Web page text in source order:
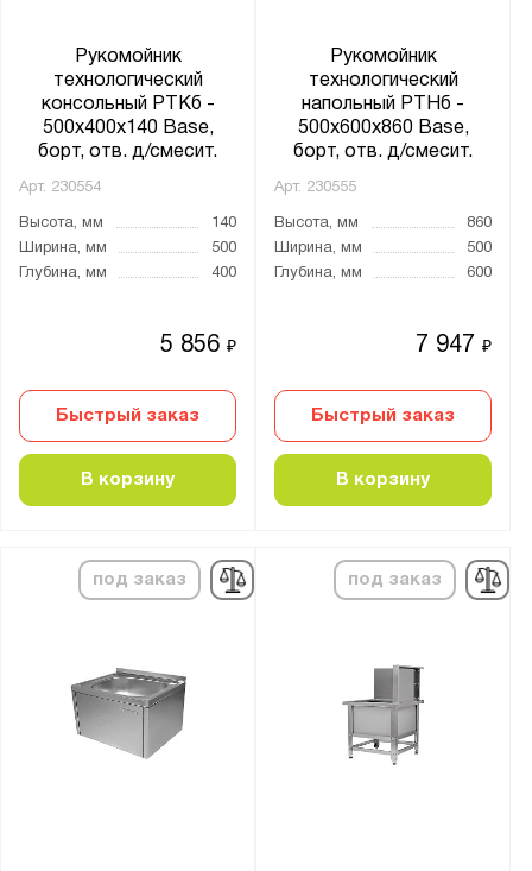
Рукомойник
технологический
консольный РТКб -
500x400x140 Base,
борт, отв. д/смесит.
Арт. 230554
Высота, мм
140
Ширина, мм
500
Глубина, мм
400
5 856₽
Быстрый заказ
В корзину
Рукомойник
технологический
напольный РТНб -
500x600x860 Base,
борт, отв. д/смесит.
Арт. 230555
Высота, мм
860
Ширина, мм
500
Глубина, мм
600
7 947₽
Быстрый заказ
В корзину
под заказ под заказ
Материал каркаса:
Нержавеющая сталь
Нержавеющая сталь AISI 430
Оцинкованная сталь
Профильная труба 40x40 мм
Усиление столешницы:
Полка:
Нет
Количество моек: